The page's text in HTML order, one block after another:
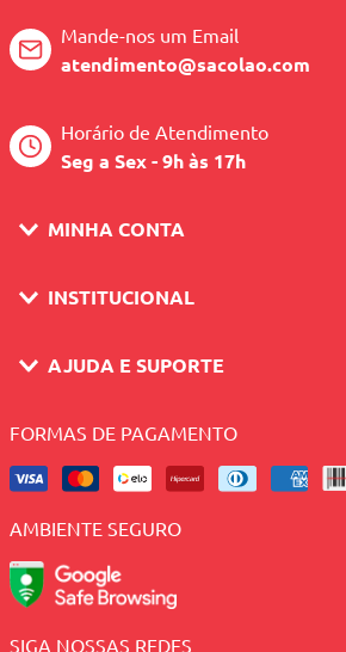
Mande-nos um Email
atendimento@sacolao.com
Horário de Atendimento
Seg a Sex - 9h às 17h
MINHA CONTA
INSTITUCIONAL
AJUDA E SUPORTE
FORMAS DE PAGAMENTO
AMBIENTE SEGURO
SIGA NOSSAS REDES